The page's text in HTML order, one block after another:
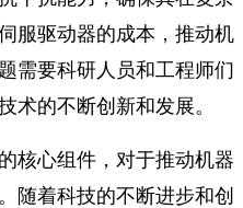
服驱动器的成本，推动机
需要科研人员和工程师们
术的不断创新和发展。
核心组件，对于推动机器
随着科技的不断进步和创